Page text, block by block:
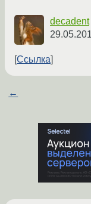
decadent
Ссылка
←